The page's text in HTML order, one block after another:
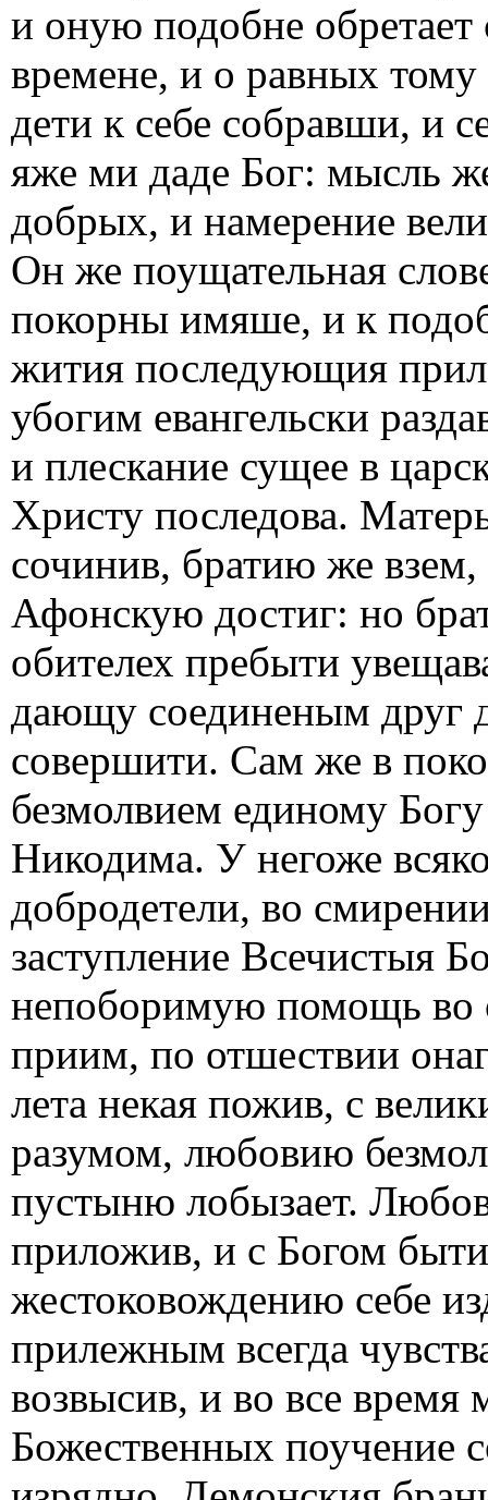
и оную подобне
времене, и о равных
дети к себе собравши, и
яже ми даде Бог: мысль
добрых, и намерение
Он же поущательная
покорны имяше, и к
жития последующия
убогим евангельски
и плескание сущее в
Христу последова.
сочинив, братию же
Афонскую достиг: но
обителех пребыти
дающу соединеным друг
совершити. Сам же в
безмолвием единому
Никодима. У негоже
добродетели, во
заступление Всечистыя
непоборимую помощь во
приим, по отшествии
лета некая пожив, с
разумом, любовию
пустыню лобызает.
приложив, и с Богом
жестоковождению себе
прилежным всегда
возвысив, и во все
Божественных поучение